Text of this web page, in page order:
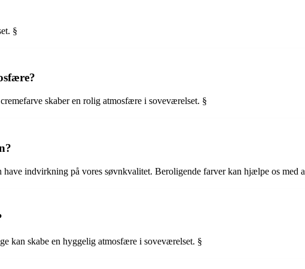
§
skaber en rolig atmosfære i soveværelset. §
indvirkning på vores søvnkvalitet. Beroligende farver kan hjælpe os med
kan skabe en hyggelig atmosfære i soveværelset. §